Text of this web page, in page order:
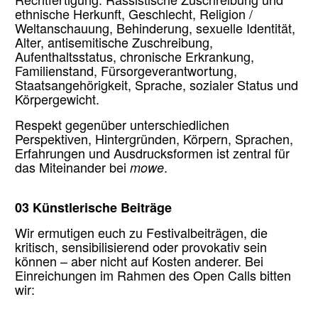
ethnische Herkunft, Geschlecht, Religion /
Weltanschauung, Behinderung, sexuelle Identität,
Alter, antisemitische Zuschreibung,
Aufenthaltsstatus, chronische Erkrankung,
Familienstand, Fürsorgeverantwortung,
Staatsangehörigkeit, Sprache, sozialer Status und
Körpergewicht.
Respekt gegenüber unterschiedlichen
Perspektiven, Hintergründen, Körpern, Sprachen,
Erfahrungen und Ausdrucksformen ist zentral für
das Miteinander bei mowe.
03 Künstlerische Beiträge
Wir ermutigen euch zu Festivalbeiträgen, die
kritisch, sensibilisierend oder provokativ sein
können – aber nicht auf Kosten anderer. Bei
Einreichungen im Rahmen des Open Calls bitten
wir: